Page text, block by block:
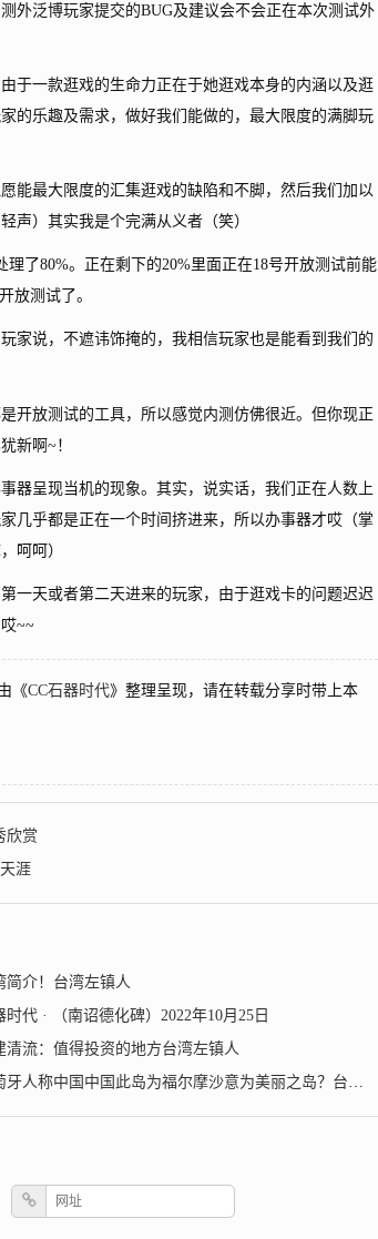
泛博玩家提交的BUG及建议会不会正在本次测试外
一款逛戏的生命力正在于她逛戏本身的内涵以及逛
的乐趣及需求，做好我们能做的，最大限度的满脚玩
最大限度的汇集逛戏的缺陷和不脚，然后我们加以
声）其实我是个完满从义者（笑）
了80%。正在剩下的20%里面正在18号开放测试前能
放测试了。
说，不遮讳饰掩的，我相信玩家也是能看到我们的
放测试的工具，所以感觉内测仿佛很近。但你现正
新啊~！
呈现当机的现象。其实，说实话，我们正在人数上
几乎都是正在一个时间挤进来，所以办事器才哎（掌
呵呵）
天或者第二天进来的玩家，由于逛戏卡的问题迟迟
~~
《CC石器时代》整理呈现，请在转载分享时带上本
欣赏
涯
简介！台湾左镇人
时代 · （南诏德化碑）2022年10月25日
清流：值得投资的地方台湾左镇人
人称中国中国此岛为福尔摩沙意为美丽之岛？台湾左镇人